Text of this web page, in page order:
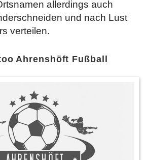
allerdings auch
und nach Lust
verteilen.
Ahrenshöft Fußball